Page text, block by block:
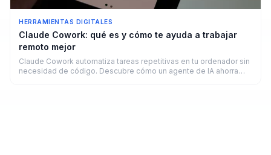
HERRAMIENTAS DIGITALES
Claude Cowork: qué es y cómo te ayuda a trabajar
remoto mejor
Claude Cowork automatiza tareas repetitivas en tu ordenador sin
necesidad de código. Descubre cómo un agente de IA ahorra